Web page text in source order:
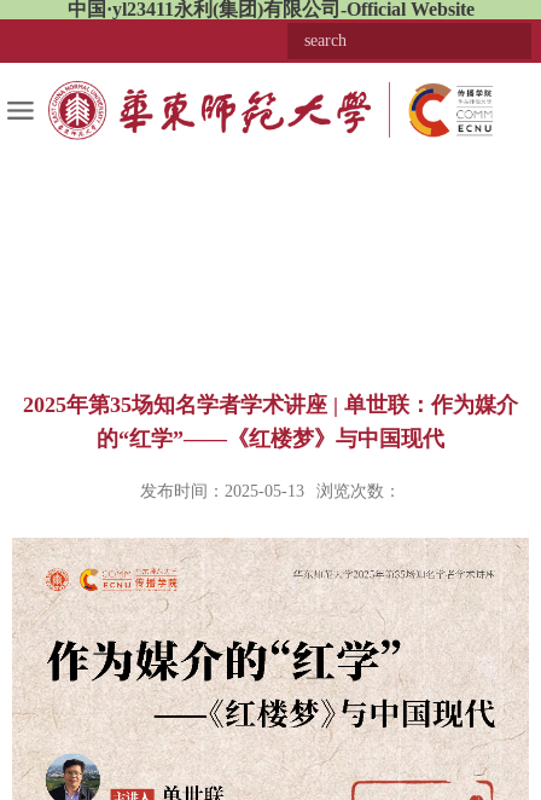
中国·yl23411永利(集团)有限公司-Official Website
2025年第35场知名学者学术讲座 | 单世联：作为媒介
的“红学”——《红楼梦》与中国现代
发布时间：2025-05-13 浏览次数：